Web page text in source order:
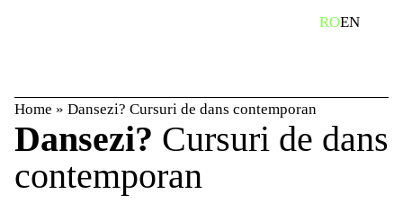
ROEN
Home » Dansezi? Cursuri de dans contemporan
Dansezi? Cursuri de dans
contemporan